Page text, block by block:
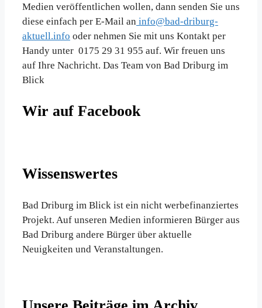
Medien veröffentlichen wollen, dann senden Sie uns
diese einfach per E-Mail an info@bad-driburg-
aktuell.info oder nehmen Sie mit uns Kontakt per
Handy unter 0175 29 31 955 auf. Wir freuen uns
auf Ihre Nachricht. Das Team von Bad Driburg im
Blick
Wir auf Facebook
Wissenswertes
Bad Driburg im Blick ist ein nicht werbefinanziertes
Projekt. Auf unseren Medien informieren Bürger aus
Bad Driburg andere Bürger über aktuelle
Neuigkeiten und Veranstaltungen.